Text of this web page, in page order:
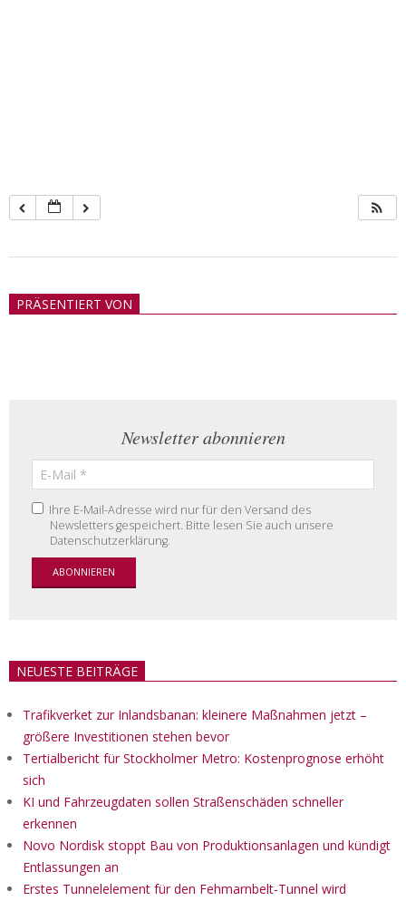
21PRÄSENTIERT VON
Newsletter abonnieren
Ihre E-Mail-Adresse wird nur für den Versand des
Newsletters gespeichert. Bitte lesen Sie auch unsere
Datenschutzerklärung.
NEUESTE BEITRÄGE
Trafikverket zur Inlandsbanan: kleinere Maßnahmen jetzt –
größere Investitionen stehen bevor
Tertialbericht für Stockholmer Metro: Kostenprognose erhöht
sich
KI und Fahrzeugdaten sollen Straßenschäden schneller
erkennen
Novo Nordisk stoppt Bau von Produktionsanlagen und kündigt
Entlassungen an
Erstes Tunnelelement für den Fehmarnbelt-Tunnel wird